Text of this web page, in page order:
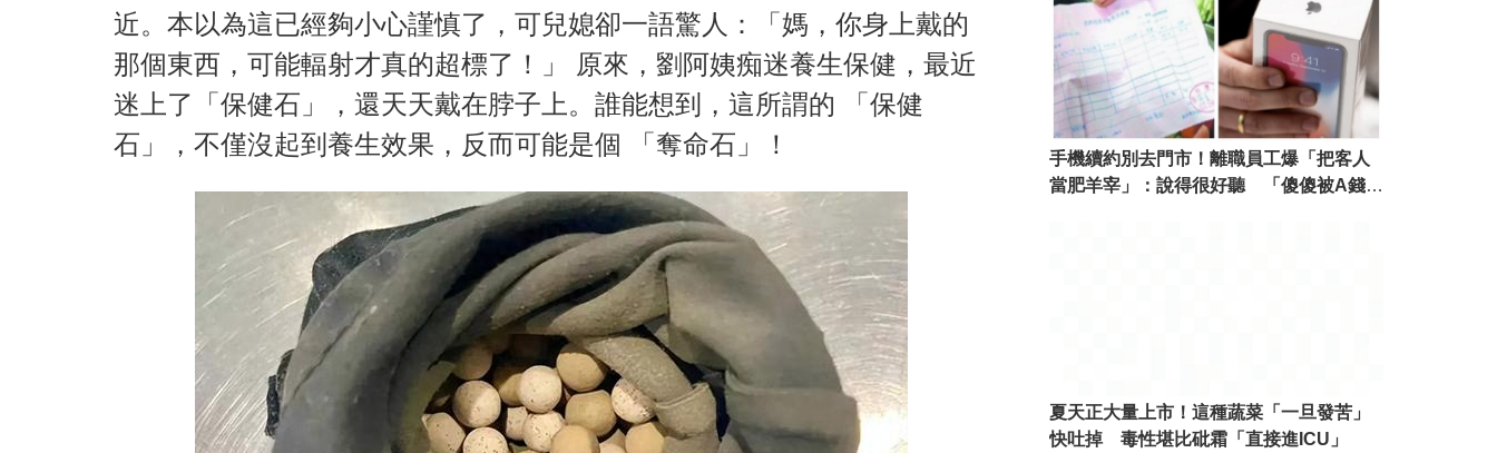
近。本以為這已經夠小心謹慎了，可兒媳卻一語驚人：「媽，你身上戴的
那個東西，可能輻射才真的超標了！」 原來，劉阿姨痴迷養生保健，最近
迷上了「保健石」，還天天戴在脖子上。誰能想到，這所謂的 「保健
石」，不僅沒起到養生效果，反而可能是個 「奪命石」！
手機續約別去門市！離職員工爆「把客人
當肥羊宰」：說得很好聽 「傻傻被A錢」
夏天正大量上市！這種蔬菜「一旦發苦」
快吐掉 毒性堪比砒霜「直接進ICU」